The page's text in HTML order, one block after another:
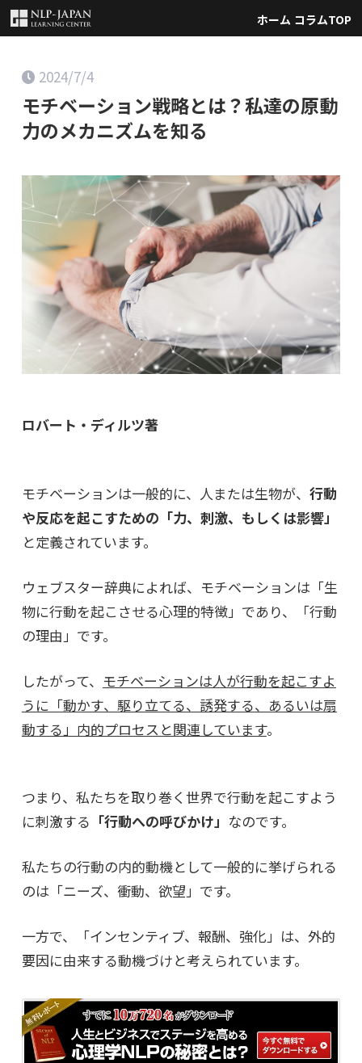
ホーム コラムTOP
2024/7/4
モチベーション戦略とは？私達の原動
力のメカニズムを知る
ロバート・ディルツ著
モチベーションは一般的に、人または生物が、 行動
や反応を起こすための「力、刺激、もしくは影響」
と定義されています。
ウェブスター辞典によれば、モチベーションは「生
物に行動を起こさせる心理的特徴」であり、「行動
の理由」です。
したがって、 モチベーションは人が行動を起こすよ
うに「動かす、駆り立てる、誘発する、あるいは扇
動する」内的プロセスと関連しています。
つまり、私たちを取り巻く世界で行動を起こすよう
に刺激する 「行動への呼びかけ」 なのです。
私たちの行動の内的動機として一般的に挙げられる
のは「ニーズ、衝動、欲望」です。
一方で、「インセンティブ、報酬、強化」は、外的
要因に由来する動機づけと考えられています。